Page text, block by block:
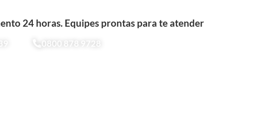
24 horas. Equipes prontas para te atender
0800 878 9728